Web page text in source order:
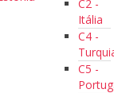
C2 -
Itália
C4 -
C5 -